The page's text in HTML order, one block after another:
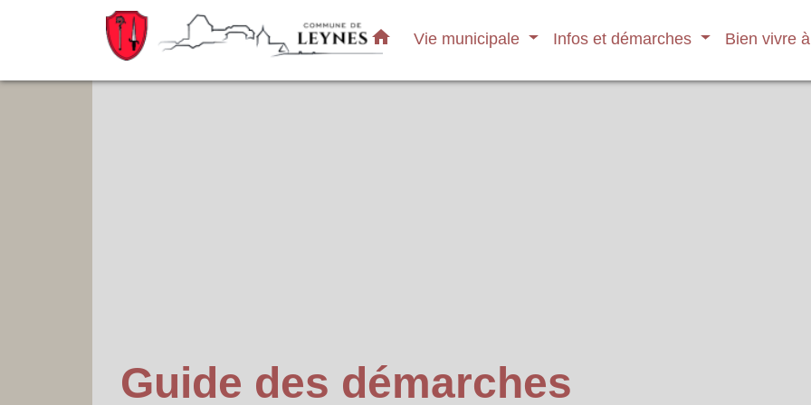
home Vie municipale Infos et démarches Bien vivre
Guide des démarches